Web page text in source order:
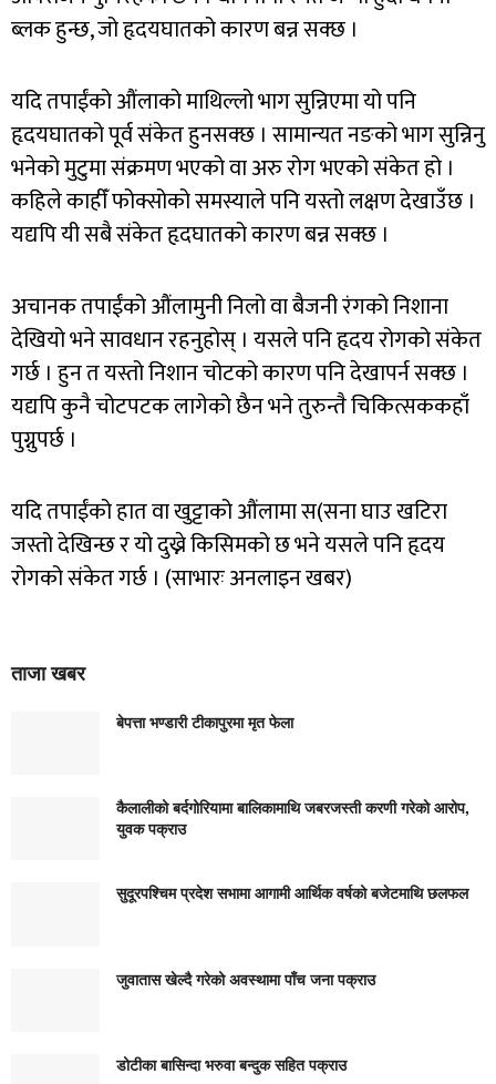
ब्लक हुन्छ, जो हृदयघातको कारण बन्न सक्छ ।
यदि तपाईंको औंलाको माथिल्लो भाग सुन्निएमा यो पनि
हृदयघातको पूर्व संकेत हुनसक्छ । सामान्यत नङको भाग सुन्निनु
भनेको मुटुमा संक्रमण भएको वा अरु रोग भएको संकेत हो ।
कहिले काहीँ फोक्सोको समस्याले पनि यस्तो लक्षण देखाउँछ ।
यद्यपि यी सबै संकेत हृदघातको कारण बन्न सक्छ ।
अचानक तपाईंको औंलामुनी निलो वा बैजनी रंगको निशाना
देखियो भने सावधान रहनुहोस् । यसले पनि हृदय रोगको संकेत
गर्छ । हुन त यस्तो निशान चोटको कारण पनि देखापर्न सक्छ ।
यद्यपि कुनै चोटपटक लागेको छैन भने तुरुन्तै चिकित्सककहाँ
पुग्नुपर्छ ।
यदि तपाईंको हात वा खुट्टाको औंलामा स(सना घाउ खटिरा
जस्तो देखिन्छ र यो दुख्ने किसिमको छ भने यसले पनि हृदय
रोगको संकेत गर्छ । (साभारः अनलाइन खबर)
ताजा खबर
बेपत्ता भण्डारी टीकापुरमा मृत फेला
कैलालीको बर्दगोरियामा बालिकामाथि जबरजस्ती करणी गरेको आरोप,
युवक पक्राउ
सुदूरपश्चिम प्रदेश सभामा आगामी आर्थिक वर्षको बजेटमाथि छलफल
जुवातास खेल्दै गरेको अवस्थामा पाँच जना पक्राउ
डोटीका बासिन्दा भरुवा बन्दुक सहित पक्राउ